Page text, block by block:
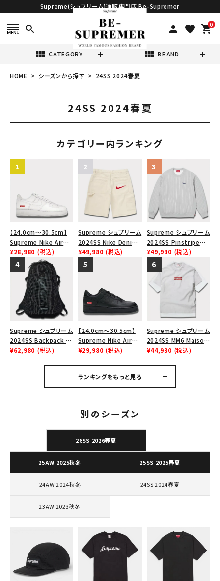
Supreme(シュプリーム)通販専門店 Be-Supremer
search person favorite 0
shopping_cart
view_module CATEGORY view_module BRAND
CATEGORY
Tシャツ・ロングスリーブ
パーカー・トレーナー
ジャケット・アウター
キャップ・ハット
ニット帽・ビーニー
バックパック・リュック
その他バッグ類
スニーカー・ブーツ
パンツ・ショーツ
COLLABORATION BRAND
SEASON
ACCOUNT MENU
ログイン person 会員登録
Follow us
HOME シーズンから探す 24SS 2024春夏
24SS 2024春夏
カテゴリー内ランキング
【24.0cm～30.5cm】
Supreme Nike Air
Force 1 Low シュプリ
ーム ナイキエアフォー
ス１スニーカー シュー
ズ ホワイト
¥28,980 (税込)
Supreme シュプリーム
2024SS Nike Denim
Short ナイキデニムシ
ョーツ ナチュラル
¥49,980 (税込)
Supreme シュプリーム
2024SS Pinstripe
Crewneck ピンストラ
イプクルーネック ヘ
ザーグレー 灰
¥49,980 (税込)
Supreme シュプリーム
2024SS Backpack バ
ックパック ブラック 黒
¥62,980 (税込)
【24.0cm～30.5cm】
Supreme Nike Air
Force 1 Low シュプリ
ズ ブラック
¥29,980 (税込)
Supreme シュプリーム
2024SS MM6 Maison
Margiela Box Logo
ツ ホワイト 白
¥44,980 (税込)
ランキングをもっと見る
別のシーズン
26SS 2026春夏
25AW 2025秋冬 25SS 2025春夏
24AW 2024秋冬 24SS 2024春夏
23AW 2023秋冬